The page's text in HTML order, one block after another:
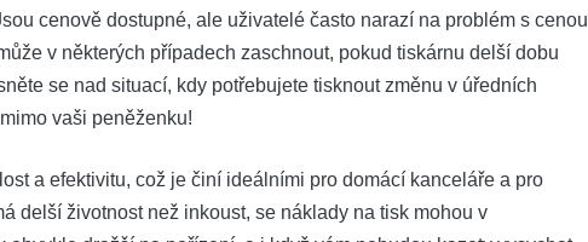
cenově dostupné, ale uživatelé často narazí na problém s cenou
v některých případech zaschnout, pokud tiskárnu delší dobu
se nad situací, kdy potřebujete tisknout změnu v úředních
vaši peněženku!
a efektivitu, což je činí ideálními pro domácí kanceláře a pro
delší životnost než inkoust, se náklady na tisk mohou v